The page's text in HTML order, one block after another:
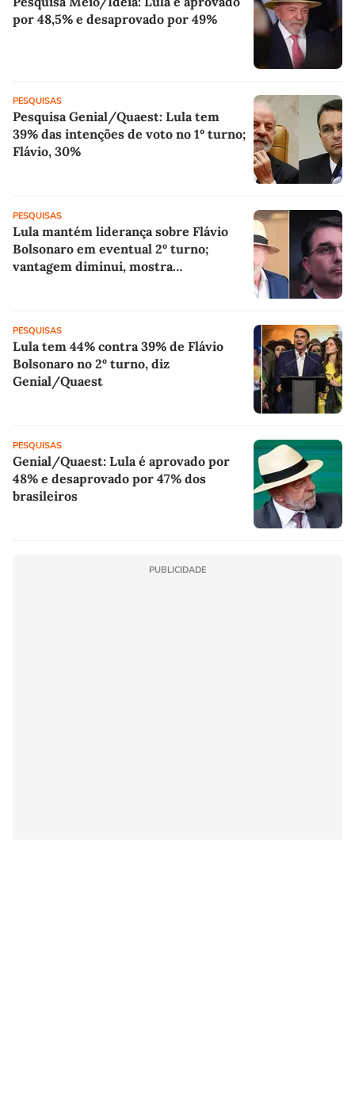
por 48,5% e desaprovado por 49%
PESQUISAS
Pesquisa Genial/Quaest: Lula tem
39% das intenções de voto no 1º turno;
Flávio, 30%
PESQUISAS
Lula mantém liderança sobre Flávio
Bolsonaro em eventual 2º turno;
vantagem diminui, mostra
PESQUISAS
Lula tem 44% contra 39% de Flávio
Bolsonaro no 2º turno, diz
Genial/Quaest
PESQUISAS
Genial/Quaest: Lula é aprovado por
48% e desaprovado por 47% dos
brasileiros
PUBLICIDADE